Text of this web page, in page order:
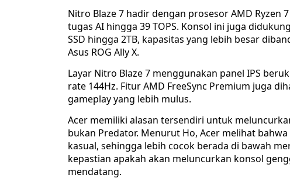
Nitro Blaze 7 hadir dengan prosesor AMD Ryzen
tugas AI hingga 39 TOPS. Konsol ini juga
SSD hingga 2TB, kapasitas yang lebih besar
Asus ROG Ally X.
Layar Nitro Blaze 7 menggunakan panel IPS
rate 144Hz. Fitur AMD FreeSync Premium juga
gameplay yang lebih mulus.
Acer memiliki alasan tersendiri untuk
bukan Predator. Menurut Ho, Acer melihat
kasual, sehingga lebih cocok berada di bawah
kepastian apakah akan meluncurkan konsol
mendatang.